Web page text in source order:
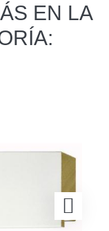
EN LA